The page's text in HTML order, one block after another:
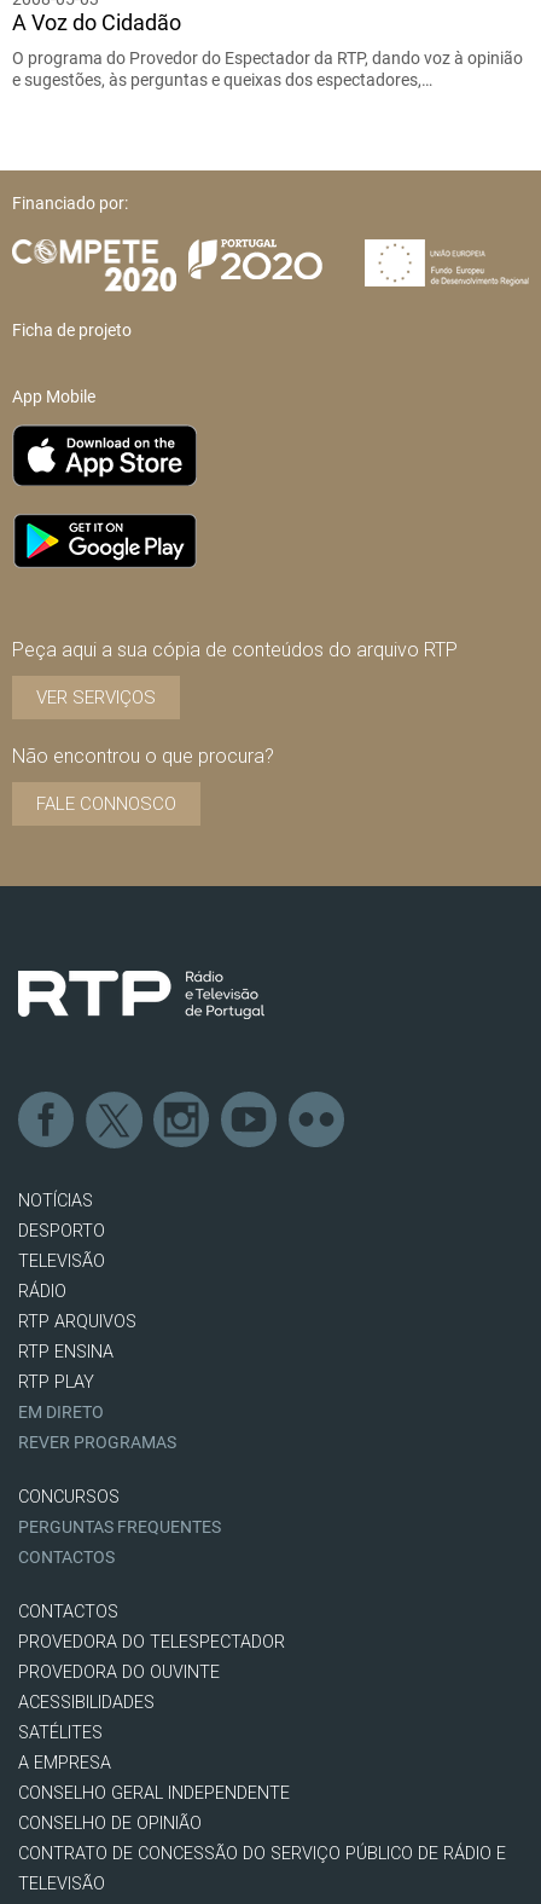
A Voz do Cidadão
O programa do Provedor do Espectador da RTP, dando voz à opinião
e sugestões, às perguntas e queixas dos espectadores,…
Financiado por:
Ficha de projeto
App Mobile
Peça aqui a sua cópia de conteúdos do arquivo RTP
VER SERVIÇOS
Não encontrou o que procura?
FALE CONNOSCO
NOTÍCIAS
DESPORTO
TELEVISÃO
RÁDIO
RTP ARQUIVOS
RTP ENSINA
RTP PLAY
EM DIRETO
REVER PROGRAMAS
CONCURSOS
PERGUNTAS FREQUENTES
CONTACTOS
CONTACTOS
PROVEDORA DO TELESPECTADOR
PROVEDORA DO OUVINTE
ACESSIBILIDADES
SATÉLITES
A EMPRESA
CONSELHO GERAL INDEPENDENTE
CONSELHO DE OPINIÃO
CONTRATO DE CONCESSÃO DO SERVIÇO PÚBLICO DE RÁDIO E
TELEVISÃO